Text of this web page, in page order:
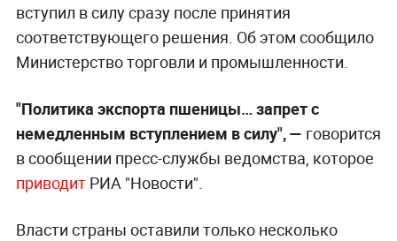
вступил в силу сразу после принятия
соответствующего решения. Об этом сообщило
Министерство торговли и промышленности.
"Политика экспорта пшеницы… запрет с
немедленным вступлением в силу", — говорится
в сообщении пресс-службы ведомства, которое
приводит РИА "Новости".
Власти страны оставили только несколько